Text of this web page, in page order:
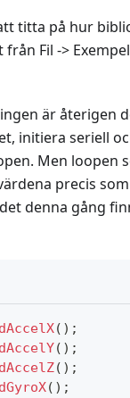
titta på hur
Fil ->
är återigen
initiera seriell
Men loopen
precis
denna gång
( ) ;
( ) ;
( ) ;
( ) ;